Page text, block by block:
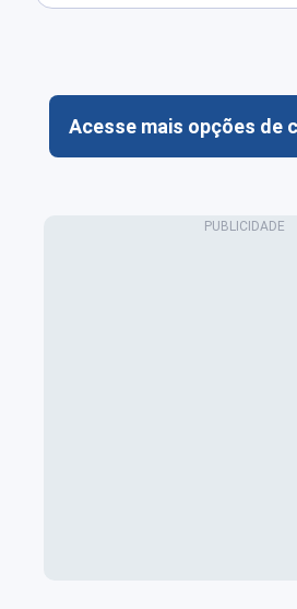
Acesse mais opções de